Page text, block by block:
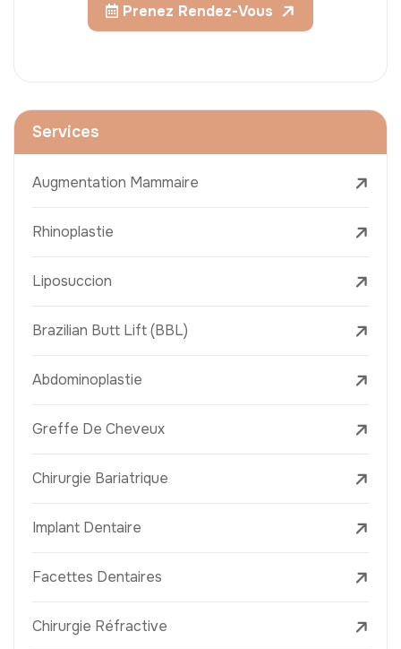
Prenez Rendez-Vous
Services
Augmentation Mammaire
Rhinoplastie
Liposuccion
Brazilian Butt Lift (BBL)
Abdominoplastie
Greffe De Cheveux
Chirurgie Bariatrique
Implant Dentaire
Facettes Dentaires
Chirurgie Réfractive